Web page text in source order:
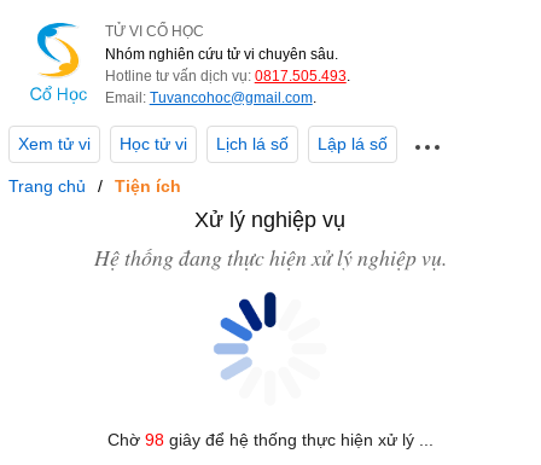
TỬ VI CỔ HỌC
Nhóm nghiên cứu tử vi chuyên sâu.
Hotline tư vấn dịch vụ: 0817.505.493.
Email: Tuvancohoc@gmail.com.
Xem tử vi Học tử vi Lịch lá số Lập lá số
Trang chủ Tiện ích
Xử lý nghiệp vụ
Hệ thống đang thực hiện xử lý nghiệp vụ.
Chờ 98giây để hệ thống thực hiện xử lý ...